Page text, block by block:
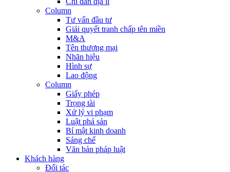
Column
Tư vấn đầu tư
Giải quyết tranh chấp tên miền
M&A
Tên thương mại
Nhãn hiệu
Hình sự
Lao động
Column
Giấy phép
Trọng tài
Xử lý vi phạm
Luật phá sản
Bí mật kinh doanh
Sáng chế
Văn bản pháp luật
Khách hàng
Đối tác